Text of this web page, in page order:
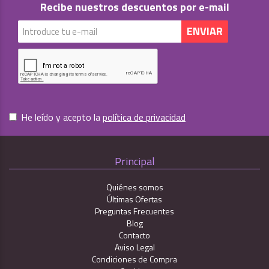
Recibe nuestros descuentos por e-mail
He leído y acepto lapolítica de privacidad
Principal
Quiénes somos
Últimas Ofertas
Preguntas Frecuentes
Blog
Contacto
Aviso Legal
Condiciones de Compra